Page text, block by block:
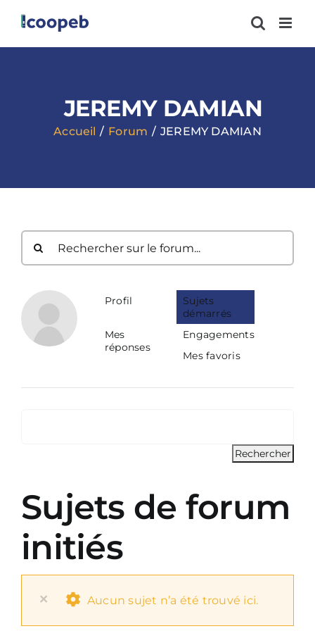
contenu
JEREMY DAMIAN
Accueil Forum JEREMY DAMIAN
Profil
Sujets
démarrés
Mes
réponses
Engagements
Mes favoris
Sujets de forum
initiés
× Aucun sujet n’a été trouvé ici.